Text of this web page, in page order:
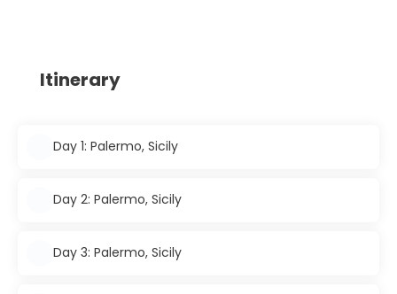
Itinerary
Day 1: Palermo, Sicily
Day 2: Palermo, Sicily
Day 3: Palermo, Sicily